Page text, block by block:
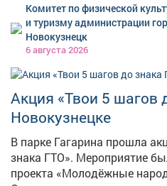
достижений. Особая
наставникам, которые
воспитанникам любовь к
большего числа междуреченцев. В городе
условия для занятий:
городские пространства. В
культуры и спорта
уровня, энтузиасты,
Создание комфортной
числе важнейших
Комитет по физической
и туризму администрации
Новокузнецк
6 августа 2026
Акция «Твои 5 шагов
Новокузнецке
В парке Гагарина прошла
знака ГТО». Мероприятие
проекта «Молодёжные